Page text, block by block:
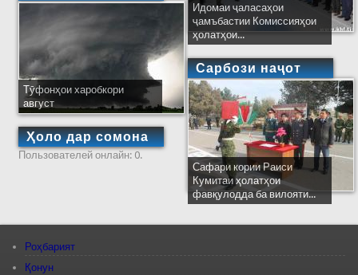
Тӯфонҳои харобкори
август
Ҳоло дар сомона
Пользователей онлайн: 0.
Идомаи ҷаласаҳои
ҷамъбастии Комиссияҳои
ҳолатҳои...
Сарбози наҷот
Сафари кории Раиси
Кумитаи ҳолатҳои
фавқулодда ба вилояти...
Роҳбарият
Қонун